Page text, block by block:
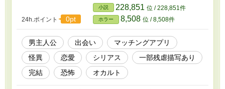
確かめに自宅を訪れた。 そこで目にしたのは、
明らかに異常な姿で亡くなっている幸司の姿だ
った。 アプリが関係していると踏んだ樹は、親
友の死の真相を突き止めるために、事件につい
てを探り始める。 そんな中で、幼馴染みで想い
人の柚梨(ゆずり)までもを、恐怖の渦中へと巻き
込んでしまうこととなるのだった。 「第5回ホラ
ー・ミステリー小説大賞」特別賞を受賞しまし
た！ 他サイト様にも投稿しています。
24h.ポイント 0pt
小説 228,851 位 / 228,851件
ホラー 8,508 位 / 8,508件
男主人公 出会い
マッチングアプリ
怪異
恋愛 シリアス
一部残虐描写あり
完結
恐怖 オカルト